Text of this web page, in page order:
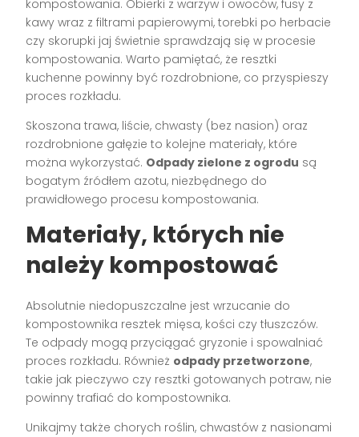
kompostowania. Obierki z warzyw i owoców, fusy z
kawy wraz z filtrami papierowymi, torebki po herbacie
czy skorupki jaj świetnie sprawdzają się w procesie
kompostowania. Warto pamiętać, że resztki
kuchenne powinny być rozdrobnione, co przyspieszy
proces rozkładu.
Skoszona trawa, liście, chwasty (bez nasion) oraz
rozdrobnione gałęzie to kolejne materiały, które
można wykorzystać. Odpady zielone z ogrodu są
bogatym źródłem azotu, niezbędnego do
prawidłowego procesu kompostowania.
Materiały, których nie
należy kompostować
Absolutnie niedopuszczalne jest wrzucanie do
kompostownika resztek mięsa, kości czy tłuszczów.
Te odpady mogą przyciągać gryzonie i spowalniać
proces rozkładu. Również odpady przetworzone,
takie jak pieczywo czy resztki gotowanych potraw, nie
powinny trafiać do kompostownika.
Unikajmy także chorych roślin, chwastów z nasionami